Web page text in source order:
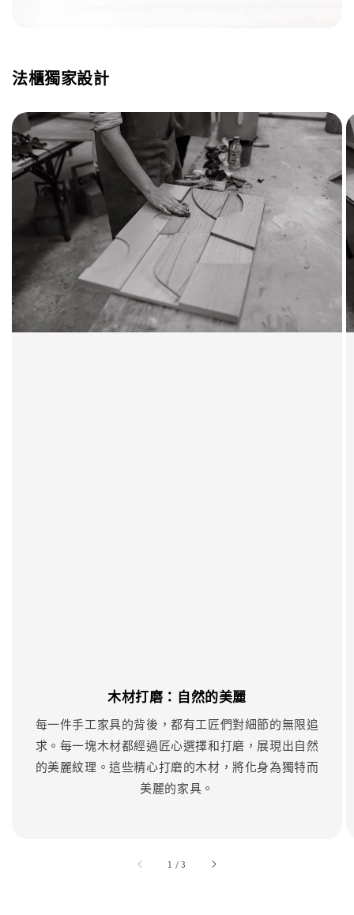
法櫃獨家設計
木材打磨：自然的美麗
每一件手工家具的背後，都有工匠們對細節的無限追
求。每一塊木材都經過匠心選擇和打磨，展現出自然
的美麗紋理。這些精心打磨的木材，將化身為獨特而
美麗的家具。
1 /accessibility.of
3